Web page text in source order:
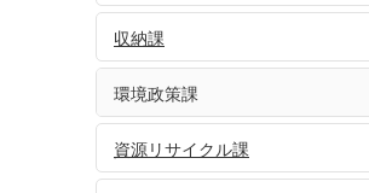
収納課
環境政策課
資源リサイクル課